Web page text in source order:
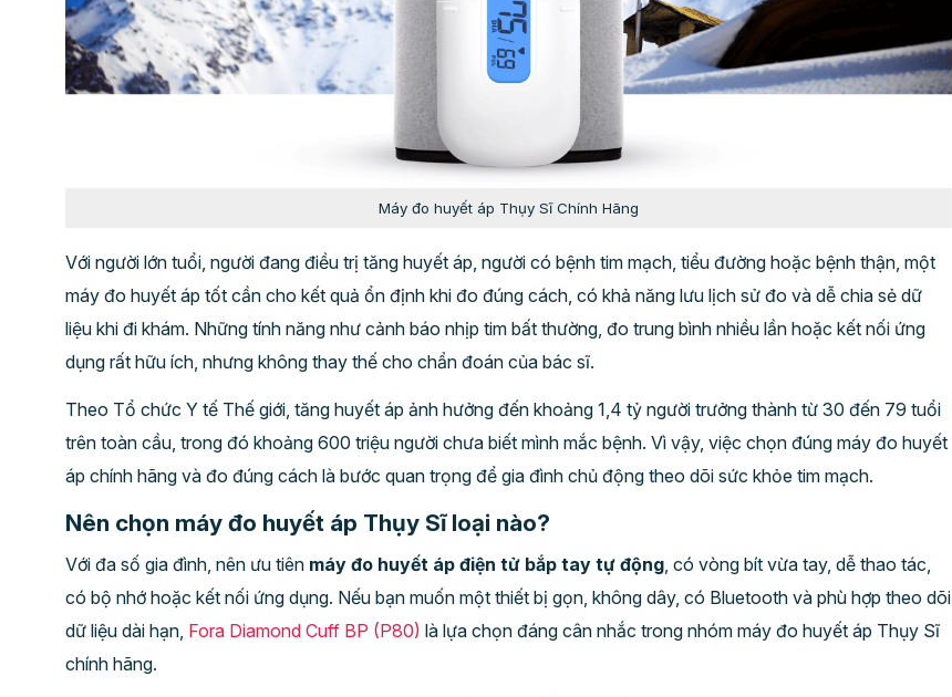
Máy đo huyết áp Thụy Sĩ Chính Hãng
Với người lớn tuổi, người đang điều trị tăng huyết áp, người có bệnh tim mạch, tiểu đường hoặc bệnh thận, một
máy đo huyết áp tốt cần cho kết quả ổn định khi đo đúng cách, có khả năng lưu lịch sử đo và dễ chia sẻ dữ
liệu khi đi khám. Những tính năng như cảnh báo nhịp tim bất thường, đo trung bình nhiều lần hoặc kết nối ứng
dụng rất hữu ích, nhưng không thay thế cho chẩn đoán của bác sĩ.
Theo Tổ chức Y tế Thế giới, tăng huyết áp ảnh hưởng đến khoảng 1,4 tỷ người trưởng thành từ 30 đến 79 tuổi
trên toàn cầu, trong đó khoảng 600 triệu người chưa biết mình mắc bệnh. Vì vậy, việc chọn đúng máy đo huyết
áp chính hãng và đo đúng cách là bước quan trọng để gia đình chủ động theo dõi sức khỏe tim mạch.
Nên chọn máy đo huyết áp Thụy Sĩ loại nào?
Với đa số gia đình, nên ưu tiên máy đo huyết áp điện tử bắp tay tự động , có vòng bít vừa tay, dễ thao tác,
có bộ nhớ hoặc kết nối ứng dụng. Nếu bạn muốn một thiết bị gọn, không dây, có Bluetooth và phù hợp theo dõi
dữ liệu dài hạn, Fora Diamond Cuff BP (P80) là lựa chọn đáng cân nhắc trong nhóm máy đo huyết áp Thụy Sĩ
chính hãng.